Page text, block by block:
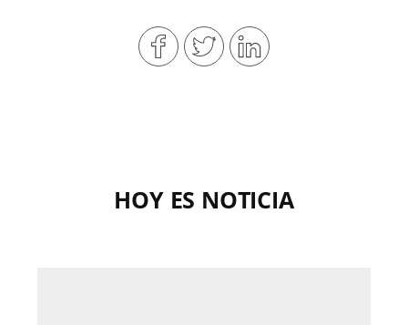
HOY ES NOTICIA